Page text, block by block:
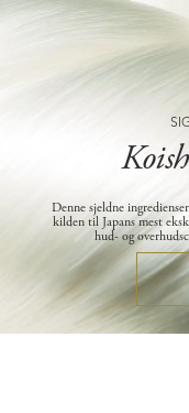
Denne sjeldne
kilden til Japans mest
hud- og